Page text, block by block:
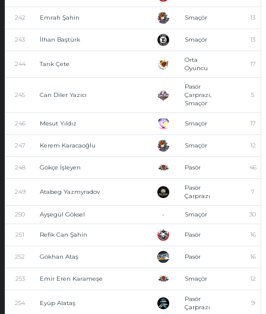
242 Emrah Şahin Smaçör 13
243 İlhan Baştürk Smaçör 13
244 Tarık Çete
Orta
Oyuncu
17
245 Can Diler Yazıcı
Pasör
Çarprazı,
Smaçör
5
246 Mesut Yıldız Smaçör 17
247 Kerem Karacaoğlu Smaçör 12
248 Gökçe İşleyen Pasör 46
249 Atabeg Yazmyradov
Pasör
Çarprazı
7
250 Ayşegül Göksel - Smaçör 30
251 Refik Can Şahin Pasör 16
252 Gökhan Ataş Pasör 16
253 Emir Eren Karameşe Smaçör 12
254 Eyüp Alataş
Pasör
Çarprazı
9